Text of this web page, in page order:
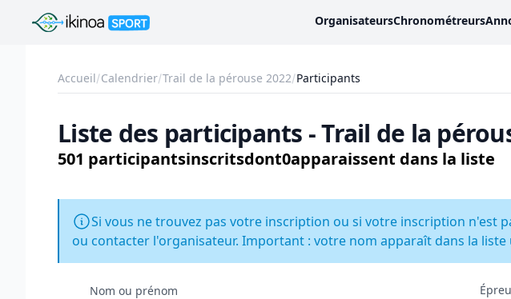
Ikinoa Sport OrganisateursChronométreurs
Accueil Calendrier Trail de la pérouse 2022 Participants
Liste des participants - Trail de la
501 participantsinscritsdont0apparaissent dans la liste
Si vous ne trouvez pas votre inscription ou si votre inscription n'est
ou contacter l'organisateur. Important : votre nom apparaît dans la
Nom ou prénom